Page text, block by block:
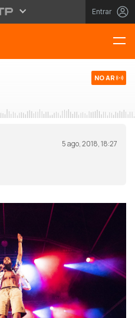
Entrar
NO AR
5 ago, 2018, 18:27